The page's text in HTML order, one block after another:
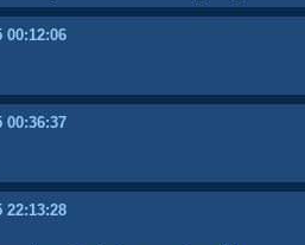
00:12:06
00:36:37
22:13:28